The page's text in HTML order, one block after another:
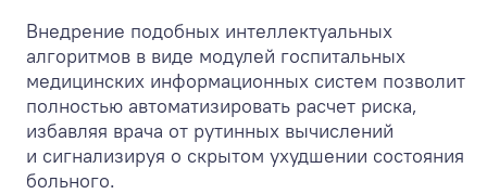
Внедрение подобных интеллектуальных
алгоритмов в виде модулей госпитальных
медицинских информационных систем позволит
полностью автоматизировать расчет риска,
избавляя врача от рутинных вычислений
и сигнализируя о скрытом ухудшении состояния
больного.